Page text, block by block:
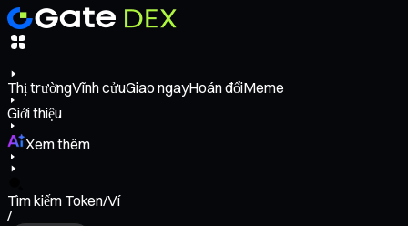
Thị trườngVĩnh cửuGiao ngayHoán đổiMeme
Giới thiệu
Xem thêm
Tìm kiếm Token/Ví
/